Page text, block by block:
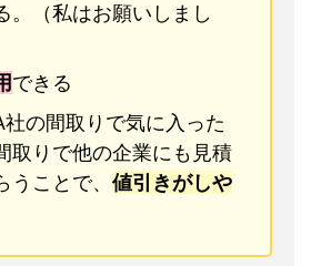
。（私はお願いしまし
できる
の間取りで気に入った
取りで他の企業にも見積
うことで、 値引きがしや